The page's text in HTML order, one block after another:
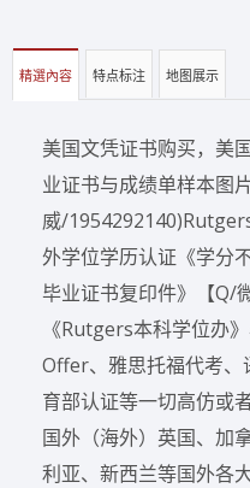
精選內容 特点标注 地图展示
美国文凭证书购买，美
业证书与成绩单样本图
威/
外学位学历认证《学分
毕业证书复印件》【Q/
《Rutgers本科学位办
Offer、雅思托福代考、
育部认证等一切高仿或
国外（海外）英国、加
利亚、新西兰等国外各